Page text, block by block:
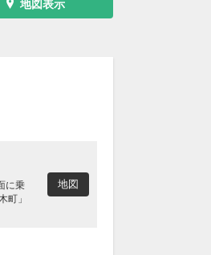
地図表示
に乗
町」
地図